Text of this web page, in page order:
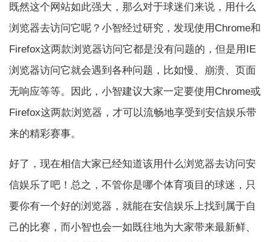
既然这个网站如此强大，那么对于球迷们来说，用什么
浏览器去访问它呢？小智经过研究，发现使用Chrome和
Firefox这两款浏览器访问它都是没有问题的，但是用IE
浏览器访问它就会遇到各种问题，比如慢、崩溃、页面
无响应等等。因此，小智建议大家一定要使用Chrome或
Firefox这两款浏览器，才可以流畅地享受到安信娱乐带
来的精彩赛事。
好了，现在相信大家已经知道该用什么浏览器去访问安
信娱乐了吧！总之，不管你是哪个体育项目的球迷，只
要你有一个好的浏览器，就能在安信娱乐上找到属于自
己的比赛，而小智也会一如既往地为大家带来最新鲜、